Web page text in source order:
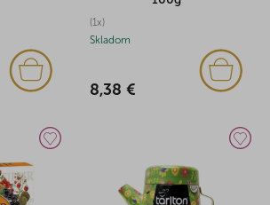
(1x)
Skladom
8,38 €